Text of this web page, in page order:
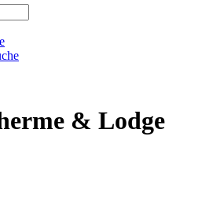
& Lodge